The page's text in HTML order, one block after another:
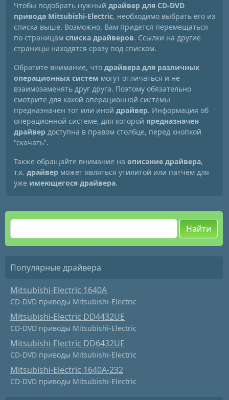
Чтобы подобрать нужный драйвер для CD-DVD
привода Mitsubishi-Electric, необходимо выбрать его из
списка выше. Возможно, Вам придется перемещаться
по страницам списка драйверов. Ссылки на другие
страницы находятся сразу под списком.
Обратите внимание, что драйвера для различных
операционных систем могут отличаться и не
взаимозаменять друг друга. Поэтому обязательно
смотрите для какой операционной системы
предназначен тот или иной драйвер. Информация об
операционной системе, для которой предназначен
драйвер доступна в правом столбце, перед кнопкой
"скачать".
Также обращайте внимание на описание драйвера,
т.к. драйвер может являться утилитой или патчем для
уже имеющегося драйвера.
Найти
Популярные драйвера
Mitsubishi-Electric 1640A
CD-DVD приводы Mitsubishi-Electric
Mitsubishi-Electric DD4432UE
CD-DVD приводы Mitsubishi-Electric
Mitsubishi-Electric DD6432UE
CD-DVD приводы Mitsubishi-Electric
Mitsubishi-Electric 1640A-232
CD-DVD приводы Mitsubishi-Electric